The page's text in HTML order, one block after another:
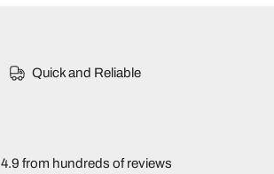
Quick and Reliable
4.9 from hundreds of reviews